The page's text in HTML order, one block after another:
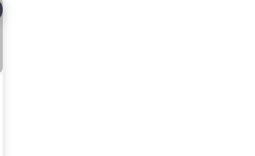
a kedvencekhez